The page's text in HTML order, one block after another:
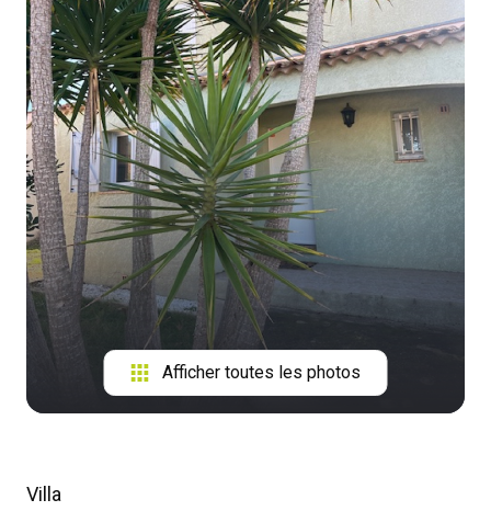
Afficher toutes les photos
Villa